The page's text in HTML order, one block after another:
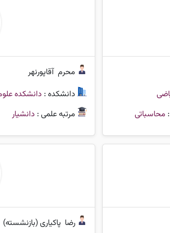
محاسباتی
محرم آقاپورنهر
دانشکده : دانشکده
مرتبه علمی : دانشیار
رضا پاکیاری (بازنشسته)